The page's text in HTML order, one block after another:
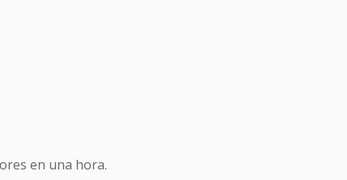
en una hora.